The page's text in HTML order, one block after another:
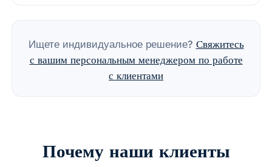
Ищете индивидуальное решение? Свяжитесь
с вашим персональным менеджером по работе
с клиентами
Почему наши клиенты